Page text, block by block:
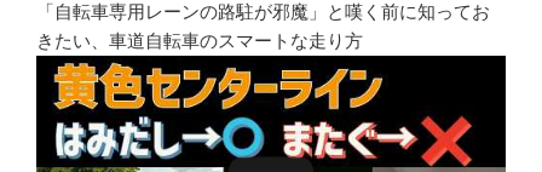
「自転車専用レーンの路駐が邪魔」と嘆く前に知ってお
きたい、車道自転車のスマートな走り方